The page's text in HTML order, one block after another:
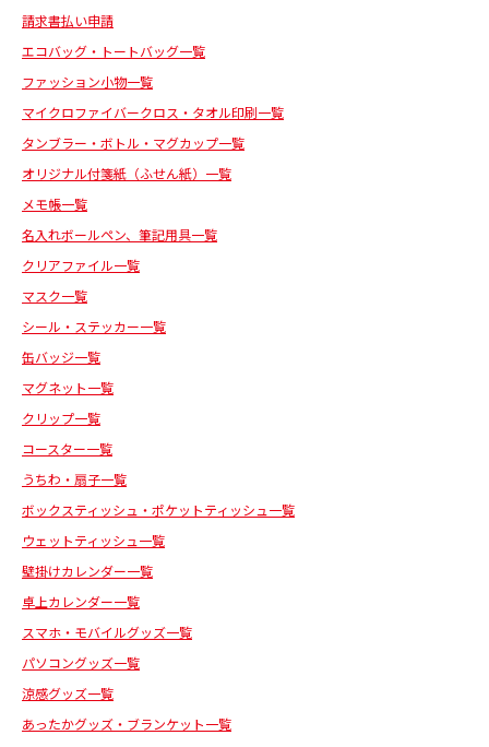
請求書払い申請
エコバッグ・トートバッグ一覧
ファッション小物一覧
マイクロファイバークロス・タオル印刷一覧
タンブラー・ボトル・マグカップ一覧
オリジナル付箋紙（ふせん紙）一覧
メモ帳一覧
名入れボールペン、筆記用具一覧
クリアファイル一覧
マスク一覧
シール・ステッカー一覧
缶バッジ一覧
マグネット一覧
クリップ一覧
コースター一覧
うちわ・扇子一覧
ボックスティッシュ・ポケットティッシュ一覧
ウェットティッシュ一覧
壁掛けカレンダー一覧
卓上カレンダー一覧
スマホ・モバイルグッズ一覧
パソコングッズ一覧
涼感グッズ一覧
あったかグッズ・ブランケット一覧